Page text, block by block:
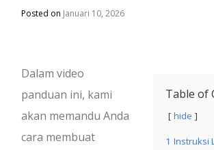
Posted on Januari 10, 2026
Table of
hide
1 Instruksi
Dalam video
panduan ini, kami
akan memandu Anda
cara membuat